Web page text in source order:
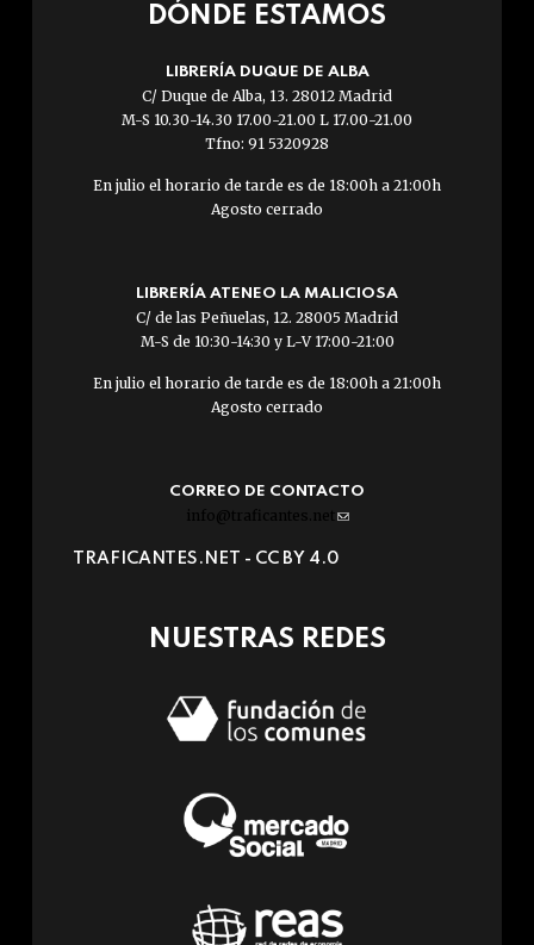
DÓNDE ESTAMOS
LIBRERÍA DUQUE DE ALBA
C/ Duque de Alba, 13. 28012 Madrid
M-S 10.30-14.30 17.00-21.00 L 17.00-21.00
Tfno: 91 5320928
En julio el horario de tarde es de 18:00h a 21:00h
Agosto cerrado
LIBRERÍA ATENEO LA MALICIOSA
C/ de las Peñuelas, 12. 28005 Madrid
M-S de 10:30-14:30 y L-V 17:00-21:00
En julio el horario de tarde es de 18:00h a 21:00h
Agosto cerrado
CORREO DE CONTACTO
info@traficantes.net (link
e-
TRAFICANTES.NET - CC BY 4.0
NUESTRAS REDES